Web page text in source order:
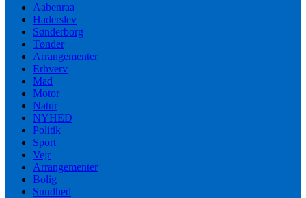
Aabenraa
Haderslev
Sønderborg
Tønder
Arrangementer
Erhverv
Mad
Motor
Natur
NYHED
Politik
Sport
Vejr
Arrangementer
Bolig
Sundhed